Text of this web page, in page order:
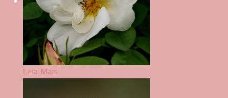
Leia Mais